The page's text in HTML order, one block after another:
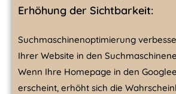
Erhöhung der Sichtbarkeit:
Suchmaschinenoptimierung
Ihrer Website in den
Wenn Ihre Homepage in den
erscheint, erhöht sich die